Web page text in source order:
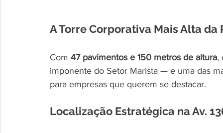
A Torre Corporativa Mais Alta da
Com 47 pavimentos e 150 metros de altura,
imponente do Setor Marista — e uma das
para empresas que querem se destacar.
Localização Estratégica na Av.